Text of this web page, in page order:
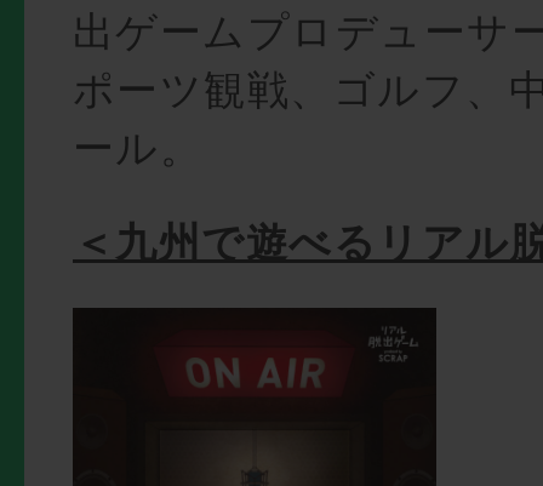
出ゲームプロデューサ
ポーツ観戦、ゴルフ、
ール。
＜九州で遊べるリアル